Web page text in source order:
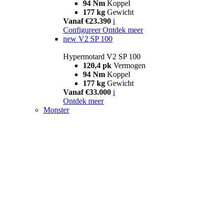
94 Nm Koppel
177 kg Gewicht
Vanaf €23.390 i
Configureer Ontdek meer
new V2 SP 100
Hypermotard V2 SP 100
120,4 pk Vermogen
94 Nm Koppel
177 kg Gewicht
Vanaf €33.000 i
Ontdek meer
Monster